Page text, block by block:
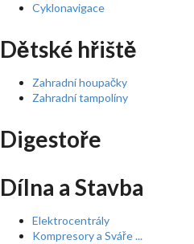
Cyklonavigace
Dětské hřiště
Zahradní houpačky
Zahradní tampolíny
Digestoře
Dílna a Stavba
Elektrocentrály
Kompresory a Sváře ...